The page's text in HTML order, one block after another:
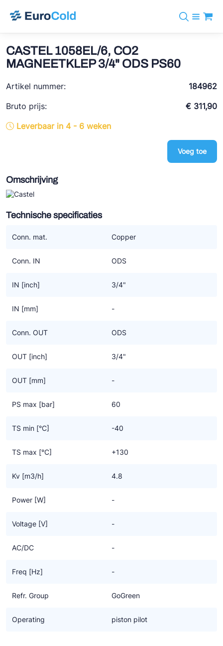
info@eurocold.nl
Merken
BOCK
REFFLEX®
Johnson Controls
Doucette Industries
Koudemiddelen
Diensten
Nieuws
Over ons
CASTEL 1058EL/6, CO2
MAGNEETKLEP 3/4" ODS PS60
Artikel nummer:
184962
Bruto prijs:
€ 311,90
Leverbaar in 4 - 6 weken
Voeg toe
Omschrijving
Technische specificaties
Conn. mat. Copper
Conn. IN ODS
IN [inch] 3/4"
IN [mm] -
Conn. OUT ODS
OUT [inch] 3/4"
OUT [mm] -
PS max [bar] 60
TS min [°C] -40
TS max [°C] +130
Kv [m3/h] 4.8
Power [W] -
Voltage [V] -
AC/DC -
Freq [Hz] -
Refr. Group GoGreen
Operating piston pilot